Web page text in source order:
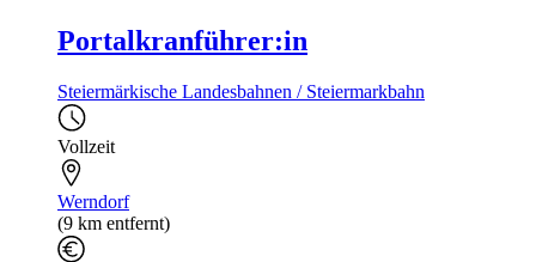
Portalkranführer:in
Steiermärkische Landesbahnen / Steiermarkbahn
Vollzeit
Werndorf
(9 km entfernt)